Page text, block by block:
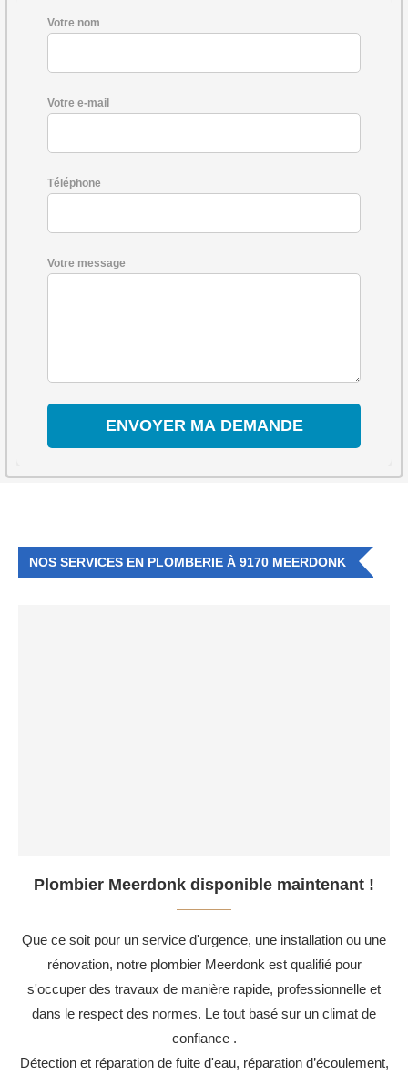
Votre nom
Votre e-mail
Téléphone
Votre message
NOS SERVICES EN PLOMBERIE À 9170 MEERDONK
Plombier Meerdonk disponible maintenant !
Que ce soit pour un service d'urgence, une installation ou une
rénovation, notre plombier Meerdonk est qualifié pour
s'occuper des travaux de manière rapide, professionnelle et
dans le respect des normes. Le tout basé sur un climat de
confiance .
Détection et réparation de fuite d'eau, réparation d’écoulement,